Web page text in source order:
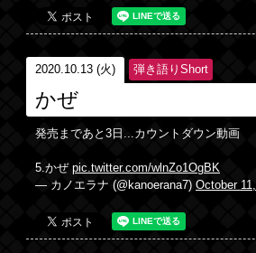
2020.10.13 (火) 弾き語りShort
かぜ
発売まであと3日...カウントダウン動画
5.かぜ pic.twitter.com/wlnZo1OgBK
— カノエラナ (@kanoerana7) October